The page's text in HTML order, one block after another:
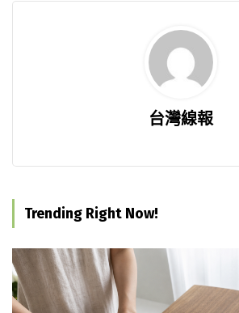
台灣線報
Trending Right Now!